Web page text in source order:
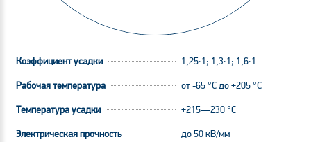
Коэффициент усадки 1,25:1; 1,3:1; 1,6:1
Рабочая температура от -65 °C до +205 °C
Температура усадки +215—230 °С
Электрическая прочность до 50 кВ/мм